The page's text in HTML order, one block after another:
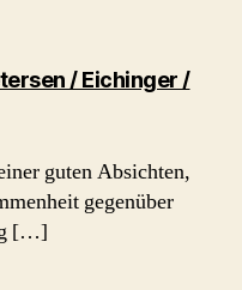
/ Eichinger /
guten Absichten,
gegenüber
[…]